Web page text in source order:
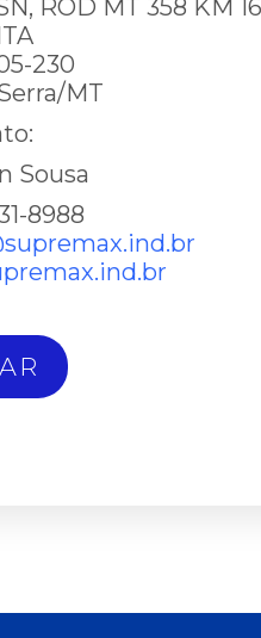
ROD MT 358 KM
230
MT
Sousa
8988